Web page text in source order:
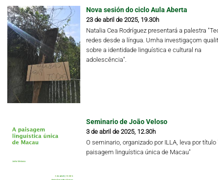
Nova sesión do ciclo Aula Aberta
23 de abril de 2025, 19.30h
Natalia Cea Rodríguez presentará a palestra
redes desde a língua. Umha investigaçom
sobre a identidade linguística e cultural na
adolescência".
Seminario de João Veloso
3 de abril de 2025, 12.30h
O seminario, organizado por ILLA, leva por título
paisagem linguística única de Macau"